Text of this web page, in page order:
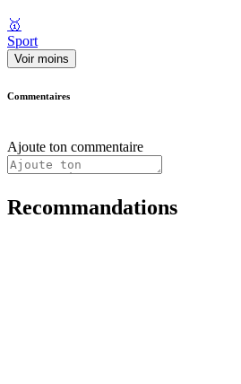
🥇
Sport
Voir moins
Commentaires
Ajoute ton commentaire
Recommandations